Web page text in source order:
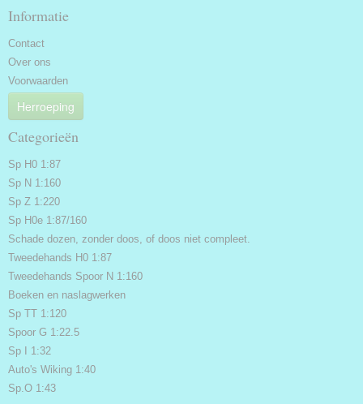
Informatie
Contact
Over ons
Voorwaarden
Herroeping
Categorieën
Sp H0 1:87
Sp N 1:160
Sp Z 1:220
Sp H0e 1:87/160
Schade dozen, zonder doos, of doos niet compleet.
Tweedehands H0 1:87
Tweedehands Spoor N 1:160
Boeken en naslagwerken
Sp TT 1:120
Spoor G 1:22.5
Sp I 1:32
Auto's Wiking 1:40
Sp.O 1:43